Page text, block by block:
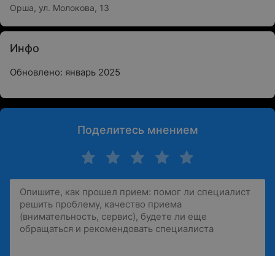
Орша, ул. Молокова, 13
Инфо
Обновлено: январь 2025
Поделитесь мнением